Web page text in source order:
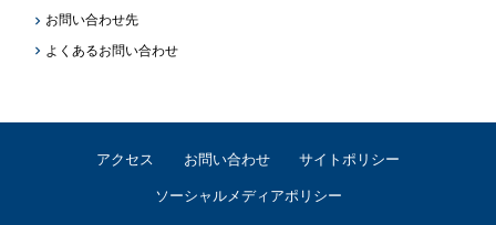
お問い合わせ先
よくあるお問い合わせ
アクセス お問い合わせ サイトポリシー
ソーシャルメディアポリシー